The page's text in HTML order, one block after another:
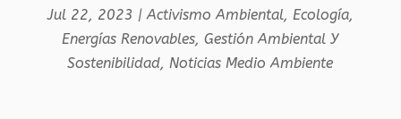
Jul 22, 2023 |Activismo Ambiental, Ecología,
Energías Renovables,Gestión Ambiental Y
Sostenibilidad,Noticias Medio Ambiente